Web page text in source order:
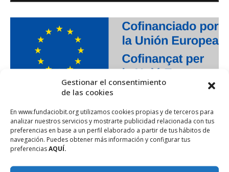
Gestionar el consentimiento
de las cookies
En www.fundaciobit.org utilizamos cookies propias y de terceros para
analizar nuestros servicios y mostrarte publicidad relacionada con tus
preferencias en base a un perfil elaborado a partir de tus hábitos de
navegación. Puedes obtener más información y configurar tus
preferenciasAQUÍ.